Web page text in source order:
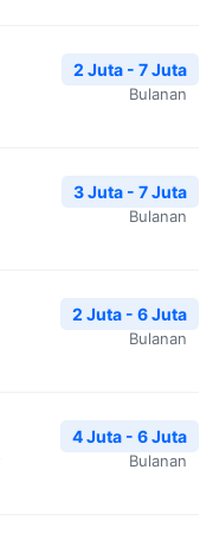
2 Juta - 7 Juta
Bulanan
3 Juta - 7 Juta
Bulanan
2 Juta - 6 Juta
Bulanan
4 Juta - 6 Juta
Bulanan